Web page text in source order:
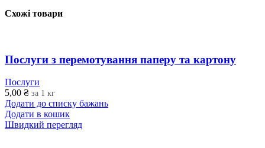
Схожі товари
Послуги з перемотування паперу та картону
Послуги
5,00 ₴ за 1 кг
Додати до списку бажань
Додати в кошик
Швидкий перегляд